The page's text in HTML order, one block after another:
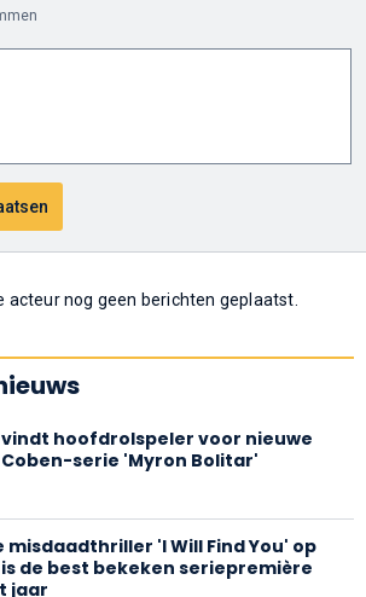
acteur nog geen berichten geplaatst.
hoofdrolspeler voor nieuwe
serie 'Myron Bolitar'
misdaadthriller 'I Will Find You' op
de best bekeken seriepremière
jaar